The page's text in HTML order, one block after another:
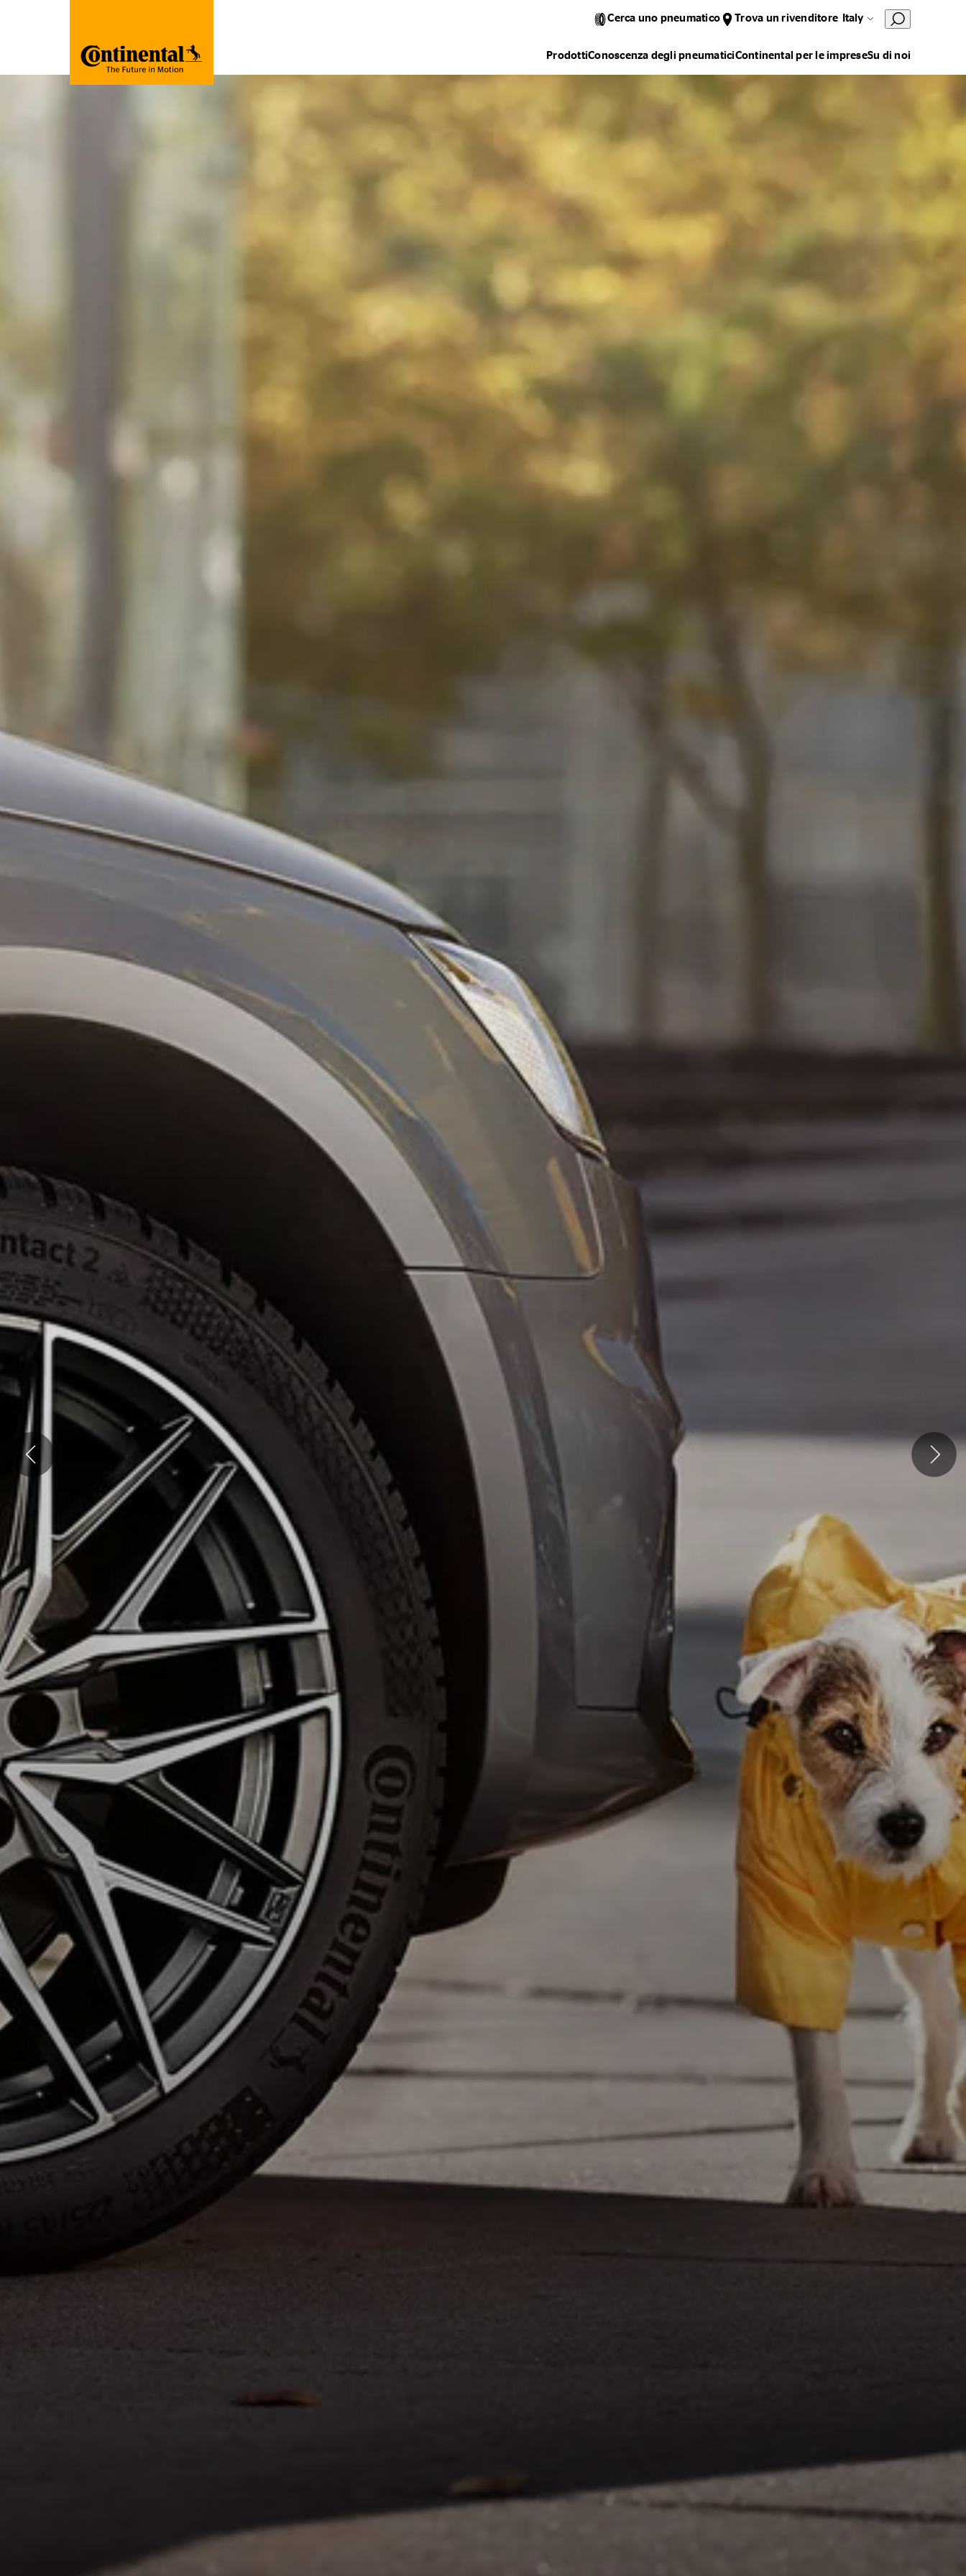
Cerca uno pneumatico Trova un rivenditore Italy
ProdottiConoscenza degli pneumaticiContinental per le impreseSu di noi